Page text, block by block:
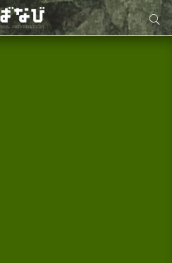
サイト内検索